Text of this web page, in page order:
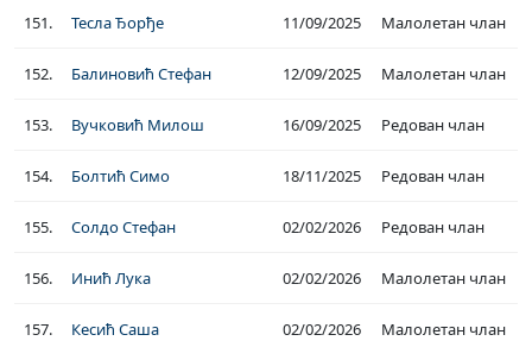
151. Тесла Ђорђе 11/09/2025 Малолетан члан
152. Балиновић Стефан 12/09/2025 Малолетан члан
153. Вучковић Милош 16/09/2025 Редован члан
154. Болтић Симо 18/11/2025 Редован члан
155. Солдо Стефан 02/02/2026 Редован члан
156. Инић Лука 02/02/2026 Малолетан члан
157. Кесић Саша 02/02/2026 Малолетан члан